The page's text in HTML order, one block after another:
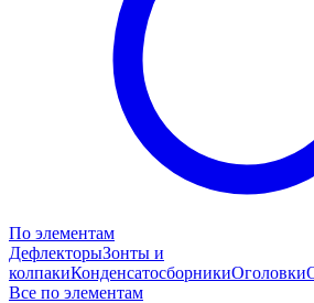
По элементам
ДефлекторыЗонты и
колпакиКонденсатосборникиОголовки
Все по элементам